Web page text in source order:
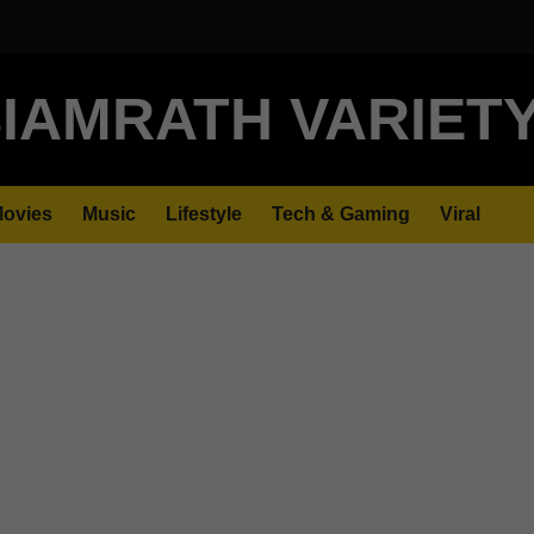
Music Lifestyle Tech & Gaming Viral